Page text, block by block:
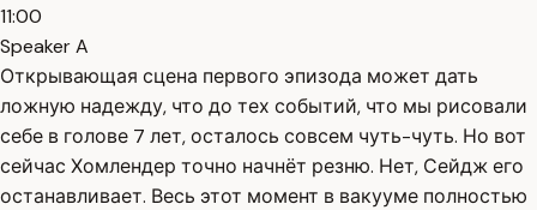
11:00
Speaker A
Открывающая сцена первого эпизода может дать
ложную надежду, что до тех событий, что мы рисовали
себе в голове 7 лет, осталось совсем чуть-чуть. Но вот
сейчас Хомлендер точно начнёт резню. Нет, Сейдж его
останавливает. Весь этот момент в вакууме полностью